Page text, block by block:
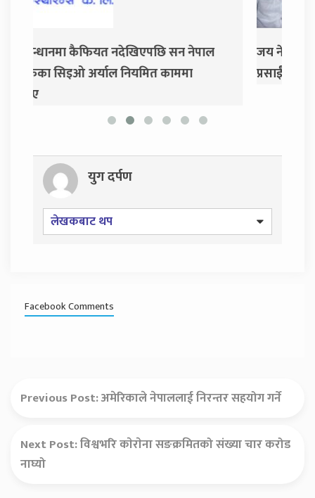
जय नेपाल पार्टी खोल्दै धवल शम्शेर र दुर्गा
प्रसाईं, साउन २८ गते निर्वाचन आयोग जाने
युग दर्पण
लेखकबाट थप
Facebook Comments
Previous Post:अमेरिकाले नेपाललाई निरन्तर सहयोग गर्ने
Next Post:विश्वभरि काेराेना सङक्रमितको संख्या चार करोड
नाघ्यो